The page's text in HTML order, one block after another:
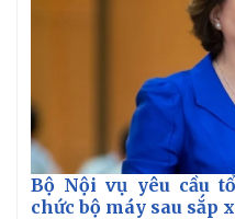
Bộ Nội vụ yêu cầu
chức bộ máy sau sắp